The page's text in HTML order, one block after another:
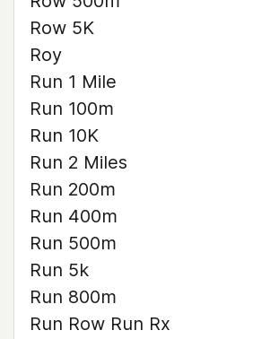
Row 5K
Roy
Run 1 Mile
Run 100m
Run 10K
Run 2 Miles
Run 200m
Run 400m
Run 500m
Run 5k
Run 800m
Run Row Run Rx